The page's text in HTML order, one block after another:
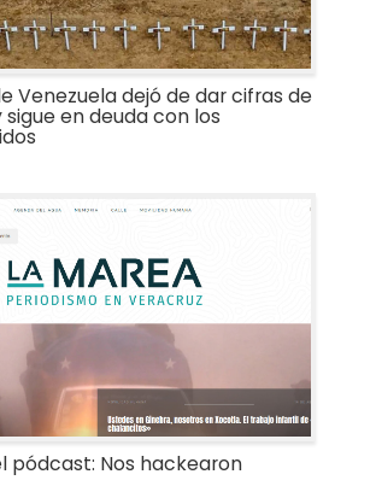
Venezuela dejó de dar cifras de
en deuda con los
pódcast: Nos hackearon